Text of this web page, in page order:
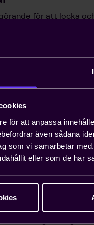
för att anpassa
även sådana
som vi samarbetar
eller som de har
för att locka
lösningar är
av
problem för
ta upp till ett år.
i Sverige
Genom oss har
företag i vanliga fall